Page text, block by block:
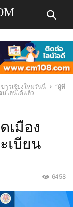
าวเชียงใหม่วันนี้
“ผู้ที่
นไลน์ได้แล้ว
เมือง
เบียน
6458